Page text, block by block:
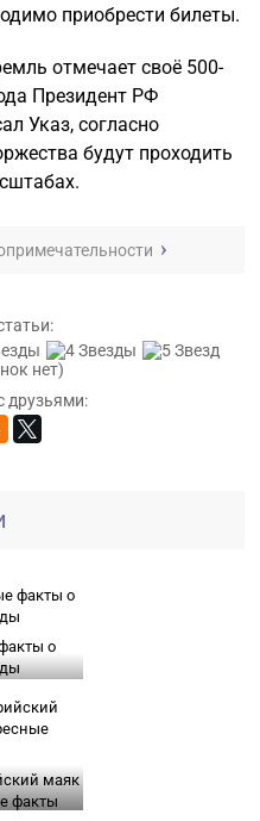
приобрести билеты.
отмечает своё 500-
Президент РФ
Указ, согласно
будут проходить
нет)
друзьями:
о
маяк
факты